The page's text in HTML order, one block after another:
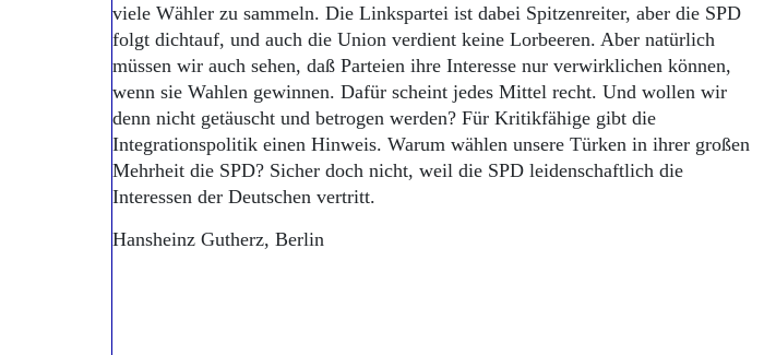
viele Wähler zu sammeln. Die Linkspartei ist dabei Spitzenreiter, aber die SPD
folgt dichtauf, und auch die Union verdient keine Lorbeeren. Aber natürlich
müssen wir auch sehen, daß Parteien ihre Interesse nur verwirklichen können,
wenn sie Wahlen gewinnen. Dafür scheint jedes Mittel recht. Und wollen wir
denn nicht getäuscht und betrogen werden? Für Kritikfähige gibt die
Integrationspolitik einen Hinweis. Warum wählen unsere Türken in ihrer großen
Mehrheit die SPD? Sicher doch nicht, weil die SPD leidenschaftlich die
Interessen der Deutschen vertritt.
Hansheinz Gutherz, Berlin